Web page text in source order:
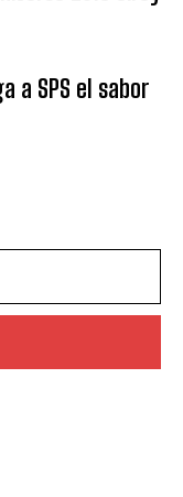
a SPS el sabor